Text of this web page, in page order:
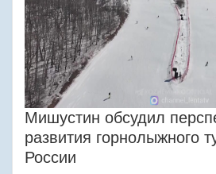
Мишустин обсудил
развития горнолыжного
России